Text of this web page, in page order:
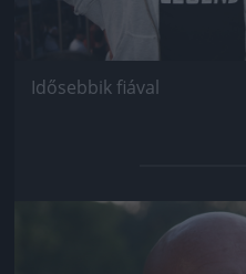
Idősebbik fiával
Jön